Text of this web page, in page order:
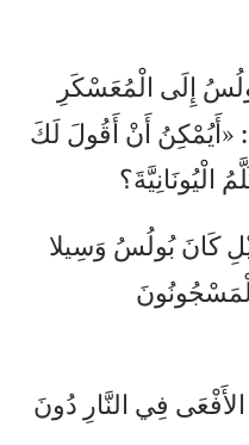
إِلَى الْمُعَسْكَرِ
«أَيُمْكِنُ أَنْ أَقُولَ لَكَ
الْيُونَانِيَّةَ؟
كَانَ بُولُسُ وَسِيلا
فِي النَّارِ دُونَ